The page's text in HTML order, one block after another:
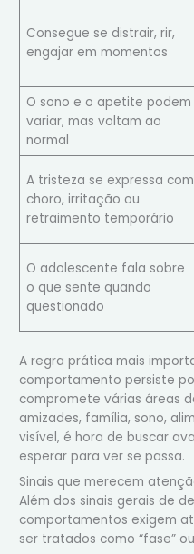
Consegue se distrair, rir,
engajar em momentos
O sono e o apetite podem
variar, mas voltam ao
normal
A tristeza se expressa com
choro, irritação ou
retraimento temporário
O adolescente fala sobre
o que sente quando
questionado
A regra prática mais
comportamento persiste
compromete várias áreas
amizades, família, sono,
visível, é hora de buscar
esperar para ver se passa.
Sinais que merecem
Além dos sinais gerais de
comportamentos exigem
ser tratados como “fase”